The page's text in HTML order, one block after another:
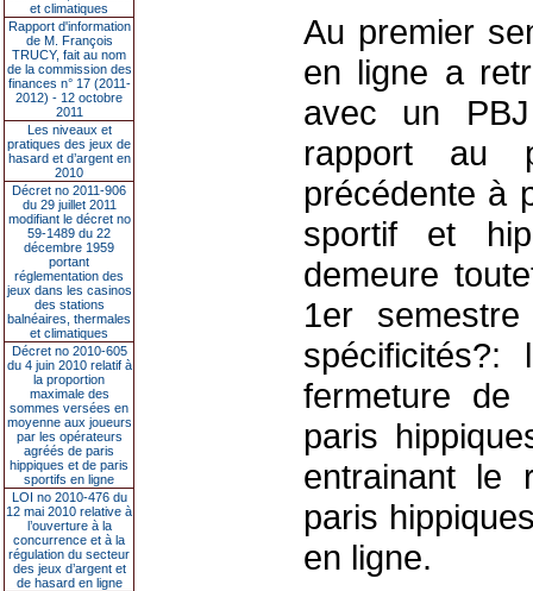
et climatiques
Rapport d'information
de M. François
TRUCY, fait au nom
de la commission des
finances n° 17 (2011-
2012) - 12 octobre
2011
Les niveaux et
pratiques des jeux de
hasard et d’argent en
2010
Décret no 2011-906
du 29 juillet 2011
modifiant le décret no
59-1489 du 22
décembre 1959
portant
réglementation des
jeux dans les casinos
des stations
balnéaires, thermales
et climatiques
Décret no 2010-605
du 4 juin 2010 relatif à
la proportion
maximale des
sommes versées en
moyenne aux joueurs
par les opérateurs
agréés de paris
hippiques et de paris
sportifs en ligne
LOI no 2010-476 du
12 mai 2010 relative à
l’ouverture à la
concurrence et à la
régulation du secteur
des jeux d’argent et
de hasard en ligne
Au premier
en ligne a
avec un
rapport au
précédente à
sportif et
demeure
1er
fermeture de
paris
entrainant le
paris
en ligne.